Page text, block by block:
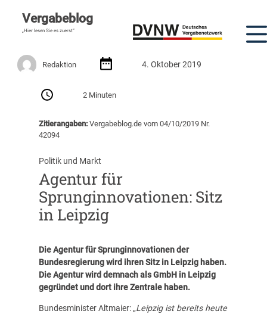
Vergabeblog
„Hier lesen Sie es zuerst“
Redaktion 4. Oktober 2019
2 Minuten
Zitierangaben:Vergabeblog.de vom 04/10/2019 Nr.
42094
Politik und Markt
Agentur für
Sprunginnovationen: Sitz
in Leipzig
Die Agentur für Sprunginnovationen der
Bundesregierung wird ihren Sitz in Leipzig haben.
Die Agentur wird demnach als GmbH in Leipzig
gegründet und dort ihre Zentrale haben.
Bundesminister Altmaier: „Leipzig ist bereits heute